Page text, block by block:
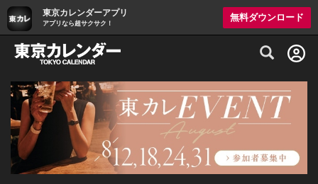
東京カレンダーアプリ
アプリなら超サクサク！
無料ダウンロード
グルメ情報・プレミアムレストラン予約